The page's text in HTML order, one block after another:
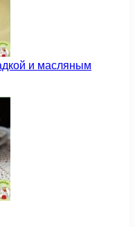
и масляным